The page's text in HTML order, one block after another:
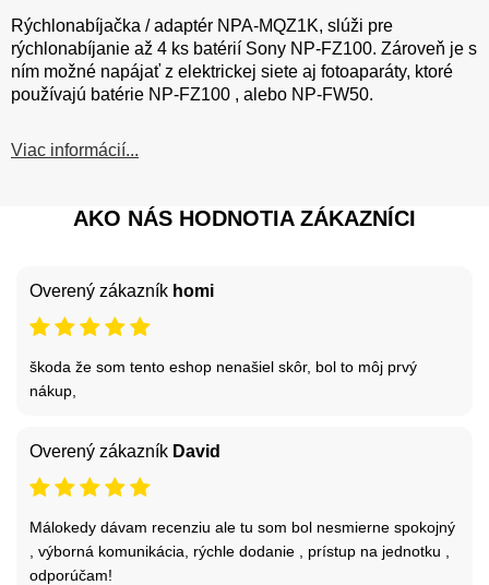
Rýchlonabíjačka / adaptér NPA-MQZ1K, slúži pre
rýchlonabíjanie až 4 ks batérií Sony NP-FZ100. Zároveň je s
ním možné napájať z elektrickej siete aj fotoaparáty, ktoré
používajú batérie NP-FZ100 , alebo NP-FW50.
Viac informácií...
AKO NÁS HODNOTIA ZÁKAZNÍCI
Overený zákazník homi
škoda že som tento eshop nenašiel skôr, bol to môj prvý
nákup,
Overený zákazník David
Málokedy dávam recenziu ale tu som bol nesmierne spokojný
, výborná komunikácia, rýchle dodanie , prístup na jednotku ,
odporúčam!